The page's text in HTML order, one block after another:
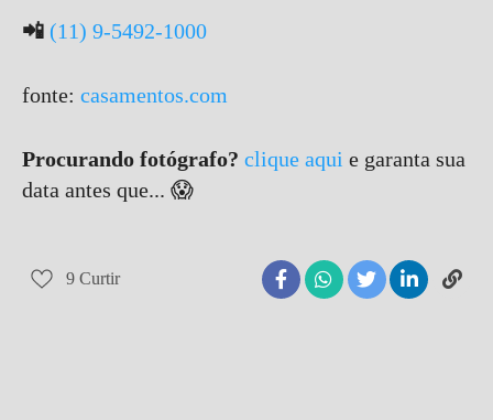
📲 (11) 9-5492-1000
fonte: casamentos.com
Procurando fotógrafo? clique aqui e garanta sua
data antes que... 😱
9 Curtir